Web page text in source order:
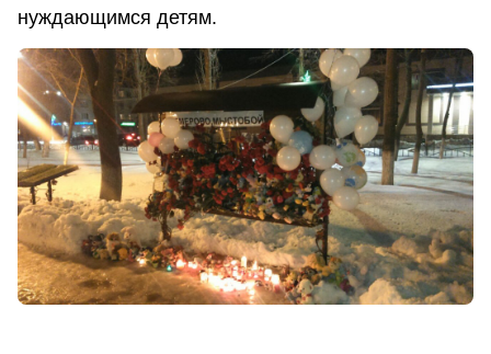
нуждающимся детям.